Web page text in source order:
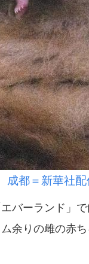
都＝新華社配
バーランド」
余りの雌の赤